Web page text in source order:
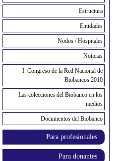
Estructura
Entidades
Nodos / Hospitales
Noticias
I. Congreso de la Red Nacional de
Biobancos 2010
Las colecciones del Biobanco en los
medios
Documentos del Biobanco
Para profesionales
Para donantes